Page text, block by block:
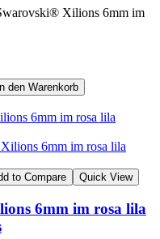
Xilions 6mm im
to Compare Quick View
6mm im rosa lila